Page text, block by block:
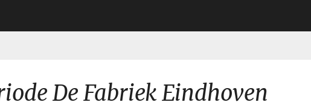
De Fabriek Eindhoven